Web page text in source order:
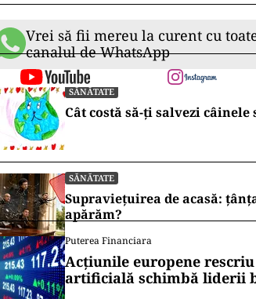
Vrei să fii mereu la curent cu
canalul de WhatsApp
SĂNĂTATE
Cât costă să-ți salvezi
SĂNĂTATE
Supraviețuirea de acasă:
apărăm?
Puterea Financiara
Acțiunile europene
artificială schimbă liderii